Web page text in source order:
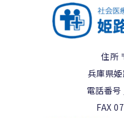
住所
兵庫県
電話番号
FAX